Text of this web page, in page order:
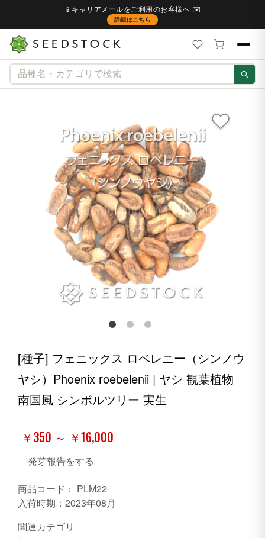
📱キャリアメールをご利用のお客様へ ✉️
詳細はこちら
[種子] フェニックス ロベレニー（シンノウ
ヤシ）Phoenix roebelenii | ヤシ 観葉植物
南国風 シンボルツリー 実生
￥350 ～ ￥16,000
発芽報告をする
商品コード： PLM22
入荷時期：2023年08月
関連カテゴリ